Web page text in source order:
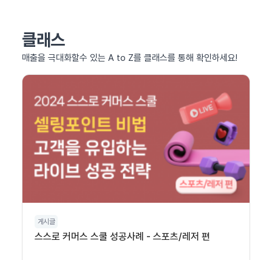
클래스
매출을 극대화할수 있는 A to Z를 클래스를 통해 확인하세요!
게시글
스스로 커머스 스쿨 성공사례 - 스포츠/레저 편